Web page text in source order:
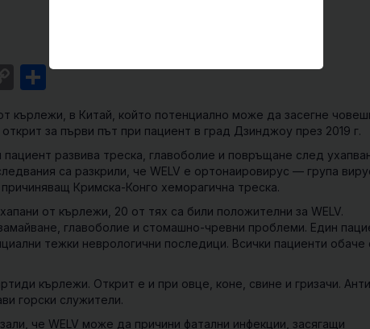
CopyShare
кърлежи, в Китай, който потенциално може да засегне
открит за първи път при пациент в град Дзинджоу през 2019 г.
развива треска, главоболие и повръщане след
са разкрили, че WELV е ортонаировирус — група
Кримска-Конго хеморагична треска.
от кърлежи, 20 от тях са били положителни за WELV.
главоболие и стомашно-чревни проблеми. Един
тежки неврологични последици. Всички пациенти обаче
кърлежи. Открит е и при овце, коне, свине и гризачи.
горски служители.
че WELV може да причини фатални инфекции, засягащи